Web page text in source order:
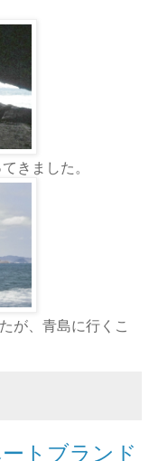
きました。
が、青島に行くこ
トブランド